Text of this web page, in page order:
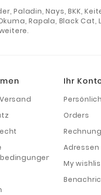
Paladin, Nays, BKK,
Rapala, Black Cat,
Ihr
Orders
Adressen
My